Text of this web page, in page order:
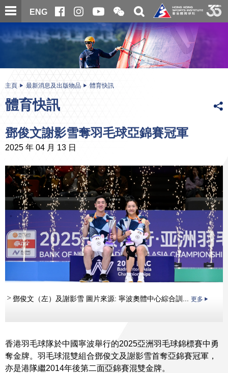
跳
至
內
ENG
開
合
微
信
二
維
碼
關
搜
尋
内
主頁 最新消息及出版物品 體育快訊
體育快訊
鄧俊文謝影雪奪羽毛球亞錦賽冠軍
2025 年 04 月 13 日
鄧俊文（左）及謝影雪 圖片來源: 寧波奧體中心綜合訓... 更多
香港羽毛球隊於中國寧波舉行的2025亞洲羽毛球錦標賽中勇
奪金牌。羽毛球混雙組合鄧俊文及謝影雪首奪亞錦賽冠軍，
亦是港隊繼2014年後第二面亞錦賽混雙金牌。